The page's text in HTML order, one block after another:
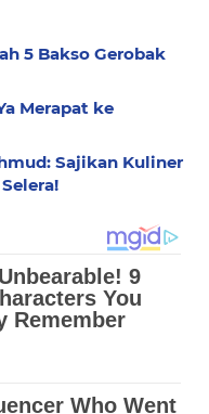
5 Bakso Gerobak
Merapat ke
Sajikan Kuliner